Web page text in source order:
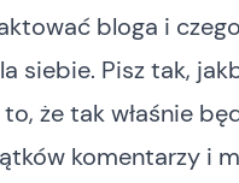
bloga i
siebie. Pisz tak,
to, że tak właśnie
komentarzy i